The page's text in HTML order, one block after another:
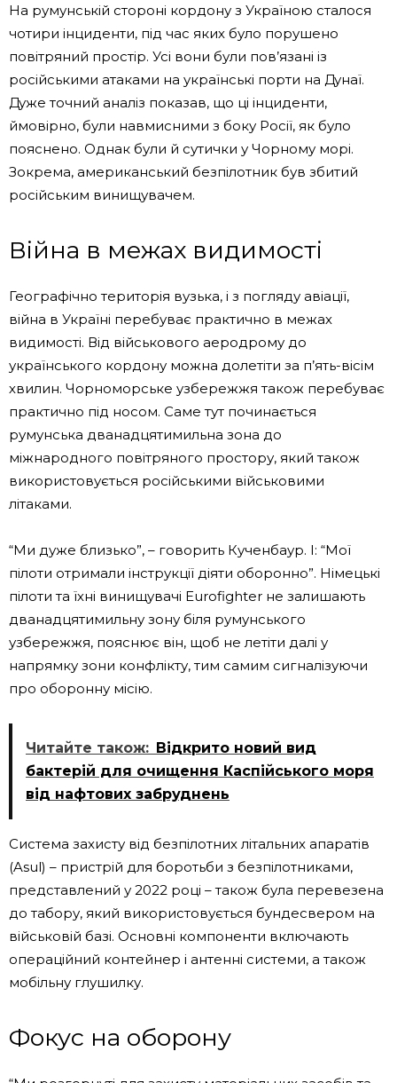
На румунській стороні кордону з Україною сталося
чотири інциденти, під час яких було порушено
повітряний простір. Усі вони були пов’язані із
російськими атаками на українські порти на Дунаї.
Дуже точний аналіз показав, що ці інциденти,
ймовірно, були навмисними з боку Росії, як було
пояснено. Однак були й сутички у Чорному морі.
Зокрема, американський безпілотник був збитий
російським винищувачем.
Війна в межах видимості
Географічно територія вузька, і з погляду авіації,
війна в Україні перебуває практично в межах
видимості. Від військового аеродрому до
українського кордону можна долетіти за п’ять-вісім
хвилин. Чорноморське узбережжя також перебуває
практично під носом. Саме тут починається
румунська дванадцятимильна зона до
міжнародного повітряного простору, який також
використовується російськими військовими
літаками.
“Ми дуже близько”, – говорить Кученбаур. І: “Мої
пілоти отримали інструкції діяти оборонно”. Німецькі
пілоти та їхні винищувачі Eurofighter не залишають
дванадцятимильну зону біля румунського
узбережжя, пояснює він, щоб не летіти далі у
напрямку зони конфлікту, тим самим сигналізуючи
про оборонну місію.
Читайте також: Відкрито новий вид
бактерій для очищення Каспійського моря
від нафтових забруднень
Система захисту від безпілотних літальних апаратів
(Asul) – пристрій для боротьби з безпілотниками,
представлений у 2022 році – також була перевезена
до табору, який використовується бундесвером на
військовій базі. Основні компоненти включають
операційний контейнер і антенні системи, а також
мобільну глушилку.
Фокус на оборону